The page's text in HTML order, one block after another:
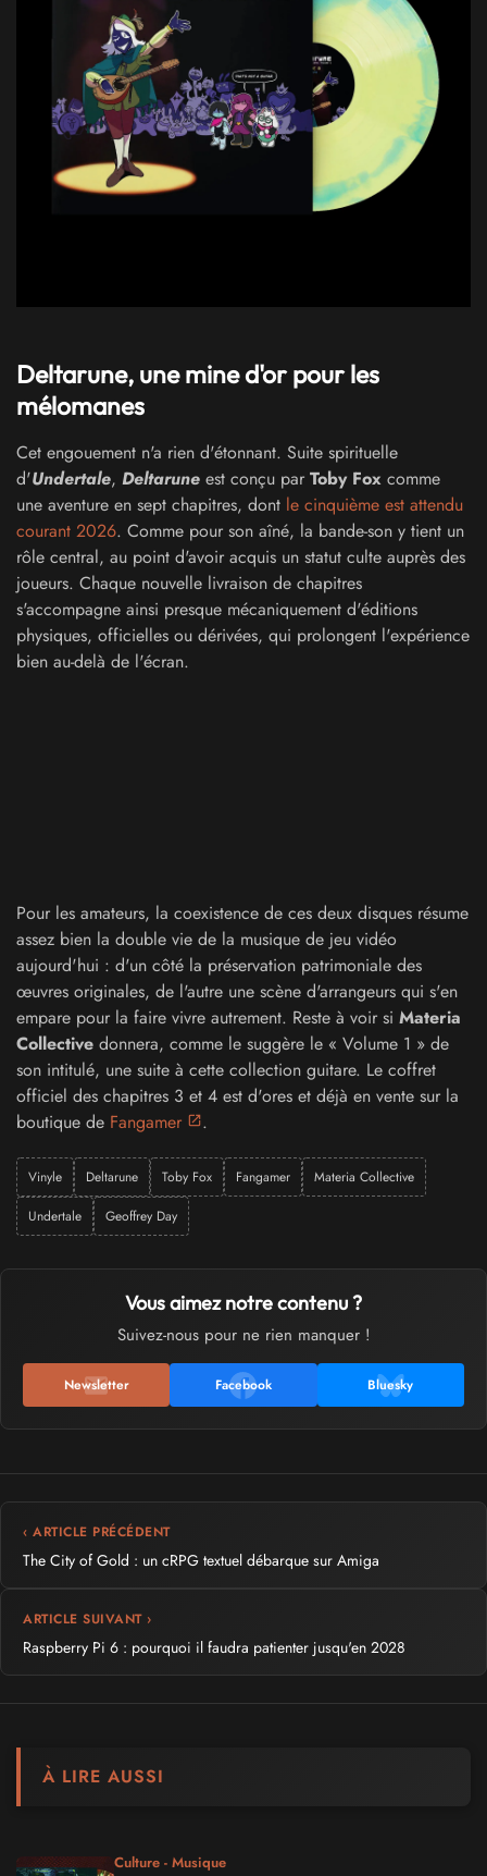
Deltarune, une mine d'or pour les
mélomanes
Cet engouement n'a rien d'étonnant. Suite spirituelle
d'Undertale, Deltarune est conçu par Toby Fox comme
une aventure en sept chapitres, dont le cinquième est attendu
courant 2026. Comme pour son aîné, la bande-son y tient un
rôle central, au point d'avoir acquis un statut culte auprès des
joueurs. Chaque nouvelle livraison de chapitres
s'accompagne ainsi presque mécaniquement d'éditions
physiques, officielles ou dérivées, qui prolongent l'expérience
bien au-delà de l'écran.
Pour les amateurs, la coexistence de ces deux disques résume
assez bien la double vie de la musique de jeu vidéo
aujourd'hui : d'un côté la préservation patrimoniale des
œuvres originales, de l'autre une scène d'arrangeurs qui s'en
empare pour la faire vivre autrement. Reste à voir si Materia
Collective donnera, comme le suggère le « Volume 1 » de
son intitulé, une suite à cette collection guitare. Le coffret
officiel des chapitres 3 et 4 est d'ores et déjà en vente sur la
boutique de Fangamer .
Vinyle Deltarune Toby Fox Fangamer
Materia Collective
Undertale
Geoffrey Day
Vous aimez notre contenu ?
Suivez-nous pour ne rien manquer !
Newsletter Facebook Bluesky
‹ ARTICLE PRÉCÉDENT
The City of Gold : un cRPG textuel débarque sur Amiga
ARTICLE SUIVANT ›
Raspberry Pi 6 : pourquoi il faudra patienter jusqu'en 2028
À LIRE AUSSI
Culture - Musique